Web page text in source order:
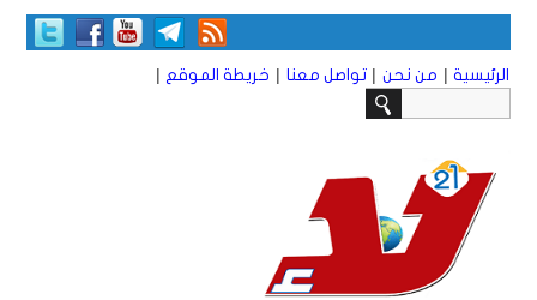
الرئيسية | من نحن | تواصل معنا | خريطة الموقع |